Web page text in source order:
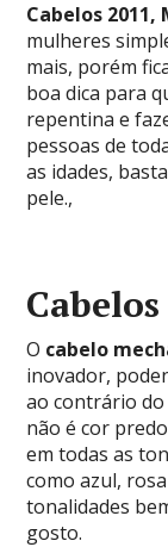
Cabelos 2011,
mulheres
mais, porém
boa dica para
repentina e
pessoas de
as idades,
pele.,
O cabelo
inovador,
ao contrário
não é cor
em todas as
como azul,
tonalidades
gosto.